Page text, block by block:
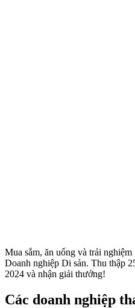
Mua sắm, ăn uống và trải
Doanh nghiệp Di sản. Thu thập
2024 và nhận giải thưởng!
Các doanh nghiệp